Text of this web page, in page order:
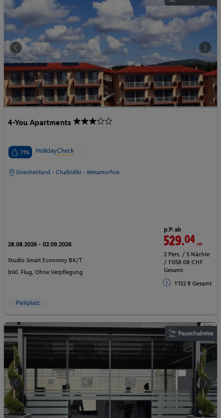
4-You Apartments
71%
Griechenland - Chalkidiki - Metamorfosi
28.08.2026 - 02.09.2026
Studio Smart Economy BK/T
Inkl. Flug, Ohne Verpflegung
p.P. ab
529.04CHF
2 Pers. / 5 Nächte
/ 1'058.08 CHF
Gesamt
1'132 € Gesamt
Parkplatz
Pauschalreise